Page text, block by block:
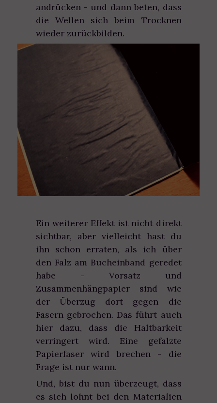
andrücken - und dann beten, dass
die Wellen sich beim Trocknen
wieder zurückbilden.
Ein weiterer Effekt ist nicht direkt
sichtbar, aber vielleicht hast du
ihn schon erraten, als ich über
den Falz am Bucheinband geredet
habe - Vorsatz und
Zusammenhängpapier sind wie
der Überzug dort gegen die
Fasern gebrochen. Das führt auch
hier dazu, dass die Haltbarkeit
verringert wird. Eine gefalzte
Papierfaser wird brechen - die
Frage ist nur wann.
Und, bist du nun überzeugt, dass
es sich lohnt bei den Materialien